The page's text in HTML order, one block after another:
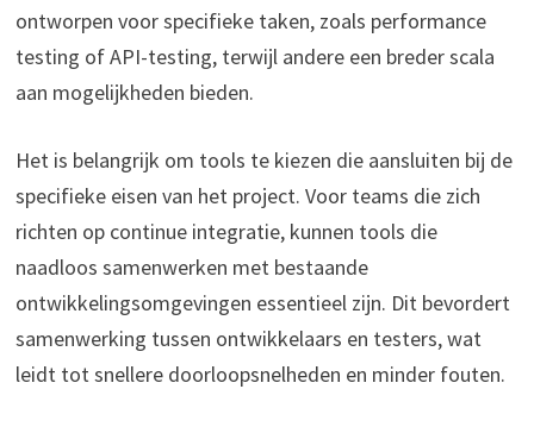
ontworpen voor specifieke taken, zoals performance
testing of API-testing, terwijl andere een breder scala
aan mogelijkheden bieden.
Het is belangrijk om tools te kiezen die aansluiten bij de
specifieke eisen van het project. Voor teams die zich
richten op continue integratie, kunnen tools die
naadloos samenwerken met bestaande
ontwikkelingsomgevingen essentieel zijn. Dit bevordert
samenwerking tussen ontwikkelaars en testers, wat
leidt tot snellere doorloopsnelheden en minder fouten.